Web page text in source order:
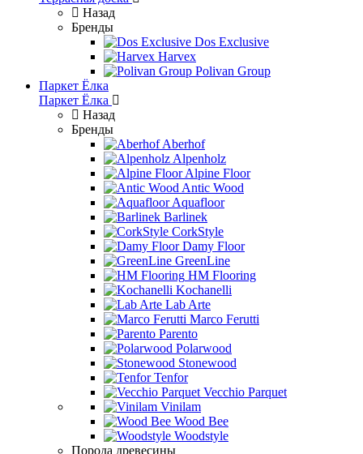
Назад
Бренды
Dos Exclusive
Harvex
Polivan Group
Паркет Ёлка
Паркет Ёлка
Назад
Бренды
Aberhof
Alpenholz
Alpine Floor
Antic Wood
Aquafloor
Barlinek
CorkStyle
Damy Floor
GreenLine
HM Flooring
Kochanelli
Lab Arte
Marco Ferutti
Parento
Polarwood
Stonewood
Tenfor
Vecchio Parquet
Vinilam
Wood Bee
Woodstyle
Порода древесины